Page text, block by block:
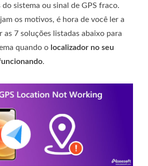
do sistema ou sinal de GPS fraco.
os motivos, é hora de você ler a
as 7 soluções listadas abaixo para
quando o localizador no seu
.